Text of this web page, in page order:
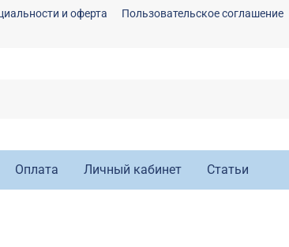
и оферта Пользовательское соглашение
Оплата Личный кабинет Статьи